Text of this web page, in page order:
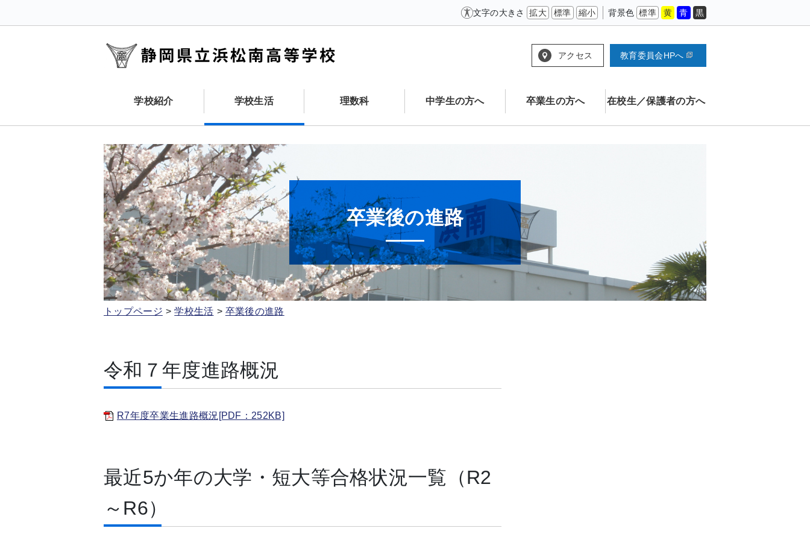
文字の大きさ 拡大 標準 縮小 背景色 標準 黄 青 黒
アクセス 教育委員会HPへ
学校紹介 学校生活 理数科 中学生の方へ 卒業生の方へ 在校生／保護者の方へ
卒業後の進路
トップページ 学校生活 卒業後の進路
令和７年度進路概況
R7年度卒業生進路概況[PDF：252KB]
最近5か年の大学・短大等合格状況一覧（R2
～R6）